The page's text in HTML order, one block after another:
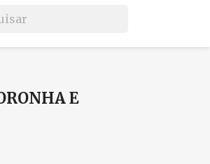
E